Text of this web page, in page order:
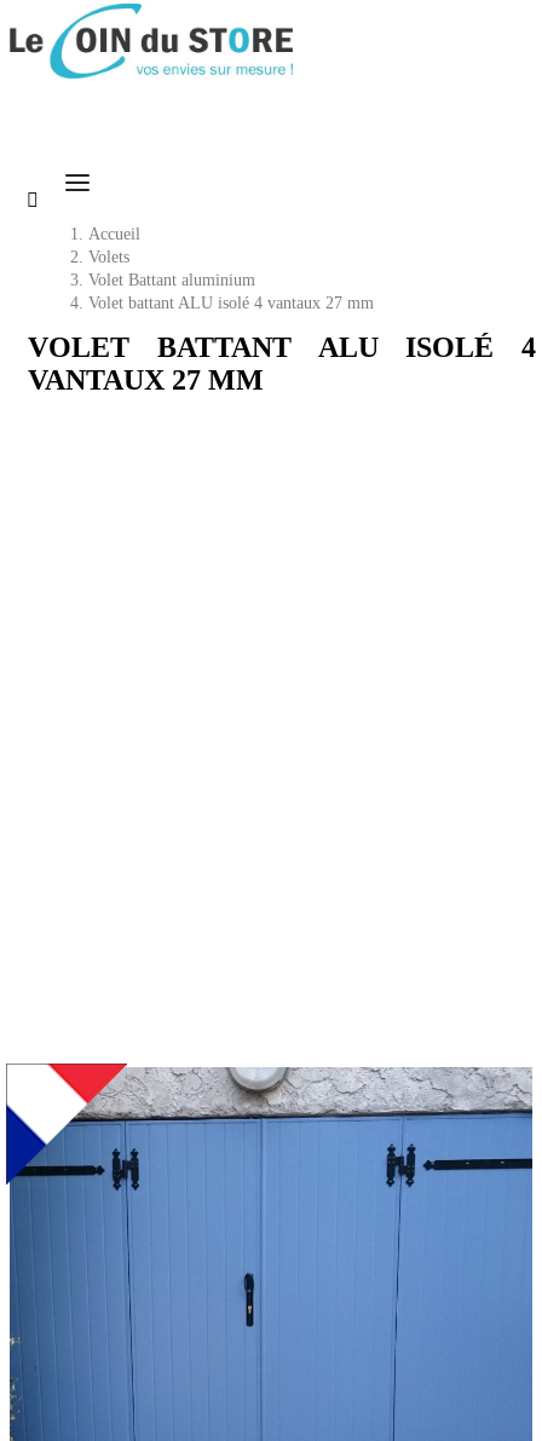

Accueil
Volets
Volet Battant aluminium
Volet battant ALU isolé 4 vantaux 27 mm
VOLET BATTANT ALU ISOLÉ 4
VANTAUX 27 MM